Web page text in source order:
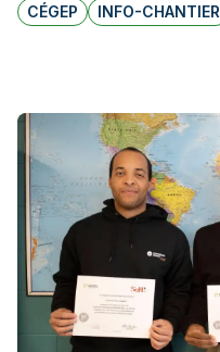
CÉGEP INFO-CHANTIER